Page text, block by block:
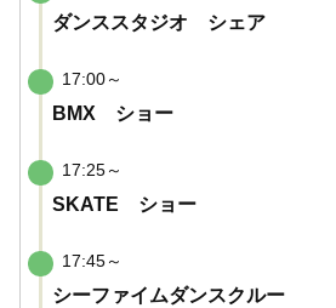
ダンススタジオ シェア
17:00～
BMX ショー
17:25～
SKATE ショー
17:45～
シーファイムダンスクルー